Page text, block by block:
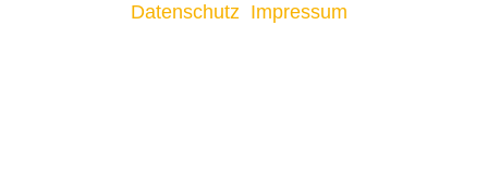
Datenschutz Impressum